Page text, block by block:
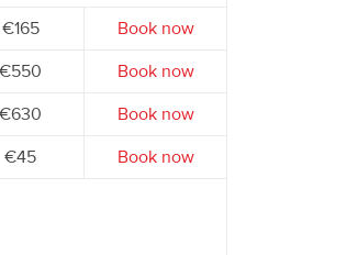
€165
Book now
€550
Book now
€630
Book now
€45
Book now